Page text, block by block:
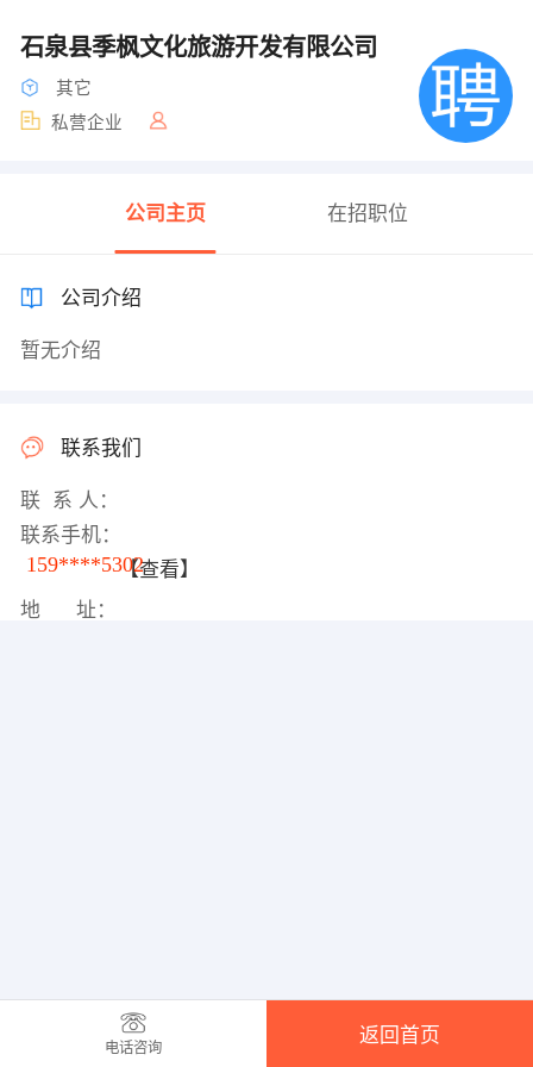
石泉县季枫文化旅游开发有限公司
其它
私营企业
公司主页 在招职位
公司介绍
暂无介绍
联系我们
联 系 人：
联系手机：
159****5302【查看】
地 址：
电话咨询
返回首页